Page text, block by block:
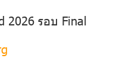
2026 รอบ Final